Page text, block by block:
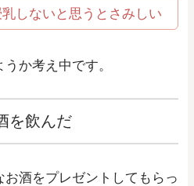
しないと思うとさみしい
か考え中です。
を飲んだ
酒をプレゼントしてもらっ